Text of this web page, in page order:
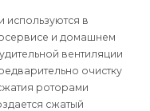
используются в
и домашнем
вентиляции
очистку
роторами
сжатый